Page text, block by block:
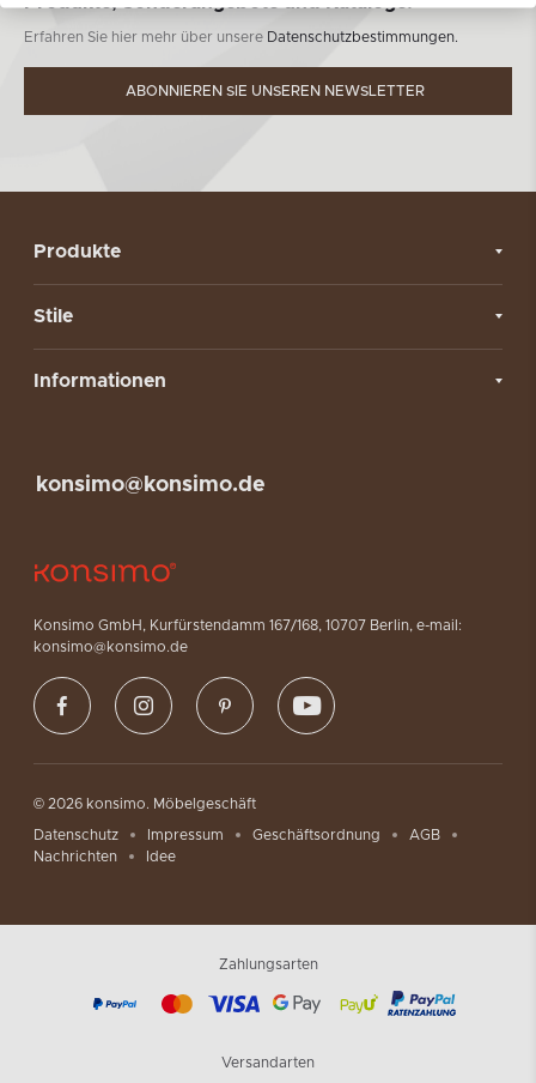
Erfahren Sie hier mehr über unsere Datenschutzbestimmungen.
ABONNIEREN SIE UNSEREN NEWSLETTER
Produkte
Stile
Informationen
Konsimo GmbH, Kurfürstendamm 167/168, 10707 Berlin, e-mail:
konsimo@konsimo.de
konsimo@konsimo.de
© 2026 konsimo. Möbelgeschäft
Datenschutz Impressum Geschäftsordnung
AGB
Nachrichten
Idee
Zahlungsarten
Versandarten